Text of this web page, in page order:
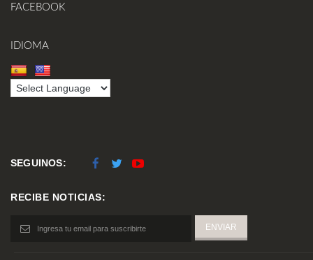
FACEBOOK
IDIOMA
SEGUINOS:
RECIBE NOTICIAS: